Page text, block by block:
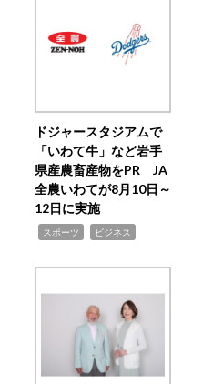
ドジャースタジアムで
「いわて牛」など岩手
県産農畜産物をPR JA
全農いわてが8月10日～
12日に実施
スポーツ ビジネス